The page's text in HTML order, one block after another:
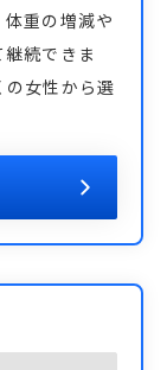
重の増減や
続できま
の女性から選